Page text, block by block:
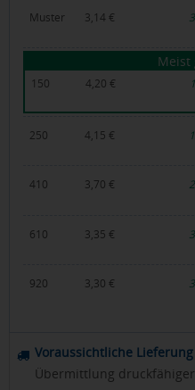
Muster 3,14 €
Meist
150 4,20 €
250 4,15 €
410 3,70 €
610 3,35 €
920 3,30 €
Voraussichtliche
Übermittlung